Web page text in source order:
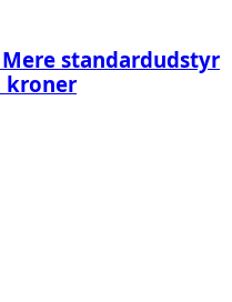
standardudstyr
kroner